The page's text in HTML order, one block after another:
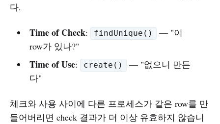
다.
Time of Check: findUnique()
— "이
row가 있나?"
Time of Use: create()
— "없으니 만든
다"
체크와 사용 사이에 다른 프로세스가 같은 row를 만
들어버리면 check 결과가 더 이상 유효하지 않습니